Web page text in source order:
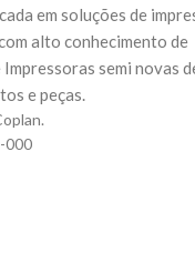
em soluções de
alto conhecimento de
semi novas
e peças.
000